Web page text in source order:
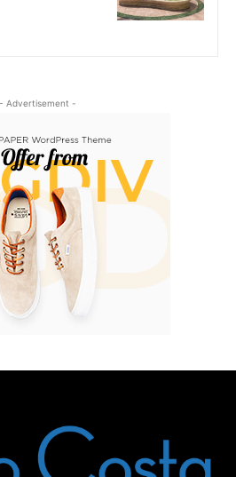
- Advertisement -